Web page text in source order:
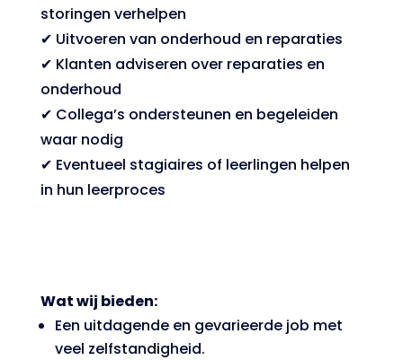
storingen verhelpen
✔ Uitvoeren van onderhoud en reparaties
✔ Klanten adviseren over reparaties en
onderhoud
✔ Collega’s ondersteunen en begeleiden
waar nodig
✔ Eventueel stagiaires of leerlingen helpen
in hun leerproces
Wat wij bieden:
Een uitdagende en gevarieerde job met
veel zelfstandigheid.